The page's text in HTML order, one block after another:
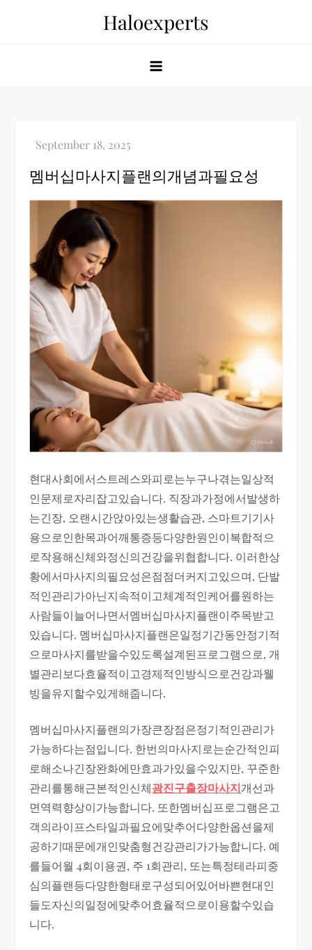
Haloexperts
멤버십마사지플랜의개념과필요성
현대사회에서스트레스와피로는누구나겪는일상적
인문제로자리잡고있습니다. 직장과가정에서발생하
는긴장, 오랜시간앉아있는생활습관, 스마트기기사
용으로인한목과어깨통증등다양한원인이복합적으
로작용해신체와정신의건강을위협합니다. 이러한상
황에서마사지의필요성은점점더커지고있으며, 단발
적인관리가아닌지속적이고체계적인케어를원하는
사람들이늘어나면서멤버십마사지플랜이주목받고
있습니다. 멤버십마사지플랜은일정기간동안정기적
으로마사지를받을수있도록설계된프로그램으로, 개
별관리보다효율적이고경제적인방식으로건강과웰
빙을유지할수있게해줍니다.
멤버십마사지플랜의가장큰장점은정기적인관리가
가능하다는점입니다. 한번의마사지로는순간적인피
로해소나긴장완화에만효과가있을수있지만, 꾸준한
관리를통해근본적인신체광진구출장마사지개선과
면역력향상이가능합니다. 또한멤버십프로그램은고
객의라이프스타일과필요에맞추어다양한옵션을제
공하기때문에개인맞춤형건강관리가가능합니다. 예
를들어월 4회이용권, 주 1회관리, 또는특정테라피중
심의플랜등다양한형태로구성되어있어바쁜현대인
들도자신의일정에맞추어효율적으로이용할수있습
니다.